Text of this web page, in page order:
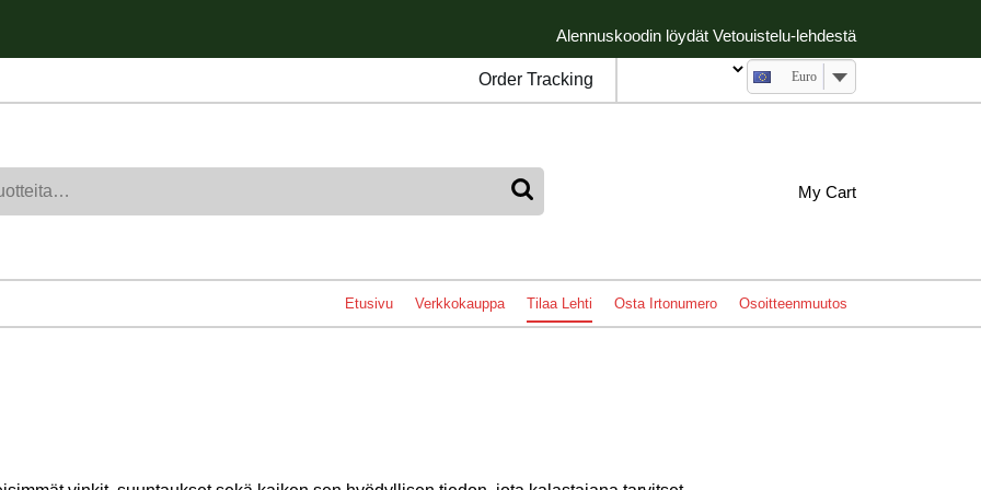
Alennuskoodin löydät Vetouistelu-lehdestä
Order Tracking Euro
My Cartshopping
Etusivu Verkkokauppa Tilaa Lehti Osta Irtonumero Osoitteenmuutos